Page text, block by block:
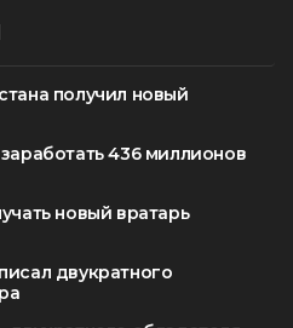
получил новый
436 миллионов
новый вратарь
двукратного